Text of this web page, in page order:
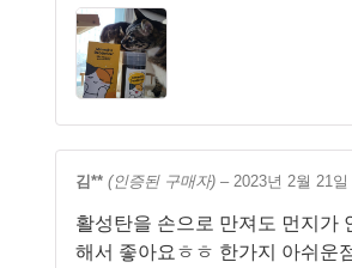
김** (인증된 구매자) – 2023년 2월 21일
활성탄을 손으로 만져도 먼지가
해서 좋아요ㅎㅎ 한가지 아쉬운